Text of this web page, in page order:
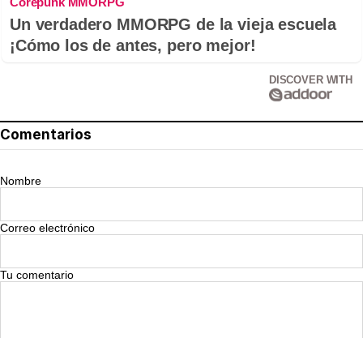
Un verdadero MMORPG de la vieja escuela
¡Cómo los de antes, pero mejor!
DISCOVER WITH
Comentarios
Nombre
Correo electrónico
Tu comentario